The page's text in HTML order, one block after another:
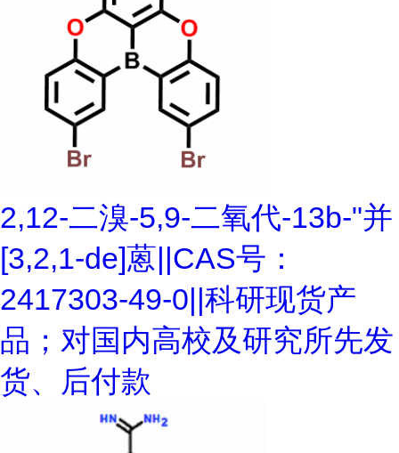
2,12-二溴-5,9-二氧代-13b-"并
[3,2,1-de]蒽||CAS号：
2417303-49-0||科研现货产
品；对国内高校及研究所先发
货、后付款